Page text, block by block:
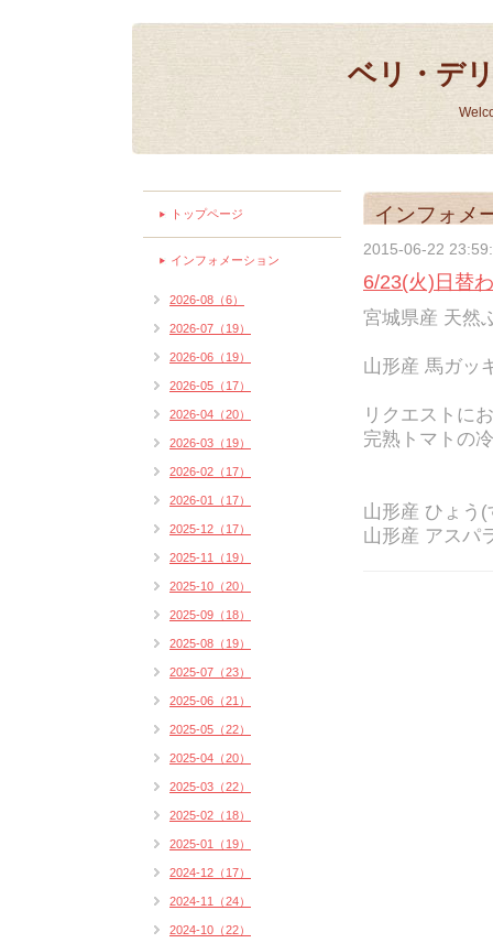
ベリ・デ
インフォメ
2015-06-22
6/23(火)日替
宮城県産 天然
山形産 馬ガッ
リクエストに
完熟トマトの
山形産 ひょう
山形産 アスパ
トップページ
インフォメーション
2026-08（6）
2026-07（19）
2026-06（19）
2026-05（17）
2026-04（20）
2026-03（19）
2026-02（17）
2026-01（17）
2025-12（17）
2025-11（19）
2025-10（20）
2025-09（18）
2025-08（19）
2025-07（23）
2025-06（21）
2025-05（22）
2025-04（20）
2025-03（22）
2025-02（18）
2025-01（19）
2024-12（17）
2024-11（24）
2024-10（22）